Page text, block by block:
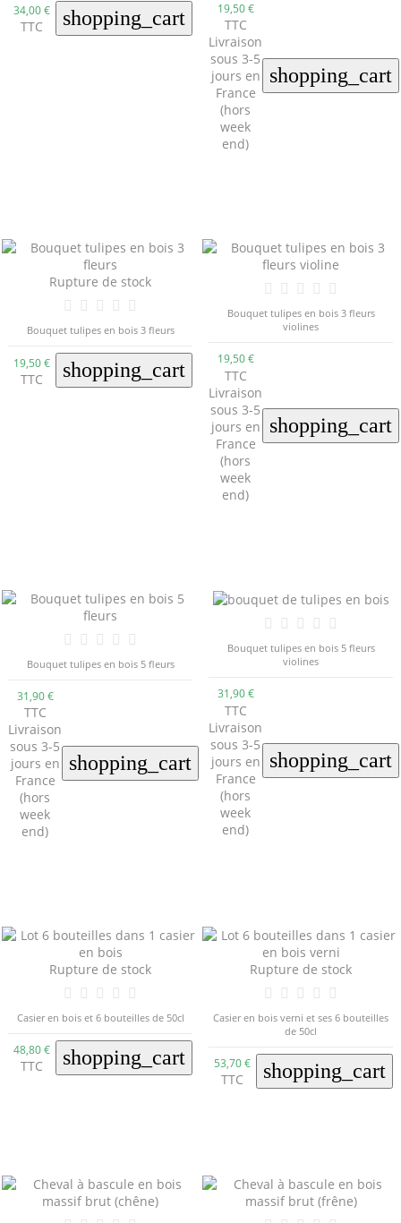
34,00 €
TTC shopping_cart 19,50 €
TTC
Livraison
sous 3-5
jours en
France
(hors
week
end)
shopping_cart
Rupture de stock
Bouquet tulipes en bois 3 fleurs
19,50 €
TTC shopping_cart
Bouquet tulipes en bois 3 fleurs
violines
19,50 €
TTC
Livraison
sous 3-5
jours en
France
(hors
week
end)
shopping_cart
Bouquet tulipes en bois 5 fleurs
31,90 €
TTC
Livraison
sous 3-5
jours en
France
(hors
week
end)
shopping_cart
Bouquet tulipes en bois 5 fleurs
violines
31,90 €
TTC
Livraison
sous 3-5
jours en
France
(hors
week
end)
shopping_cart
Rupture de stock
Casier en bois et 6 bouteilles de 50cl
48,80 €
TTC shopping_cart
Rupture de stock
Casier en bois verni et ses 6 bouteilles
de 50cl
53,70 €
TTC shopping_cart